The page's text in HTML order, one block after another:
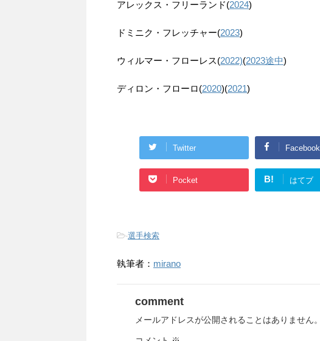
アレックス・フリーランド(2024)
ドミニク・フレッチャー(2023)
ウィルマー・フローレス(2022)(2023途中)
ディロン・フローロ(2020)(2021)
Twitter Facebook
Pocket B! はてブ
-選手検索
執筆者： mirano
comment
メールアドレスが公開されることはありません。